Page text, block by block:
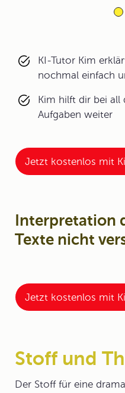
KI-Tutor Kim
nochmal einfach
Kim hilft dir bei all
Aufgaben weiter
Jetzt kostenlos mit
Interpretation
Texte nicht
Jetzt kostenlos mit
Stoff und
Der Stofffür eine